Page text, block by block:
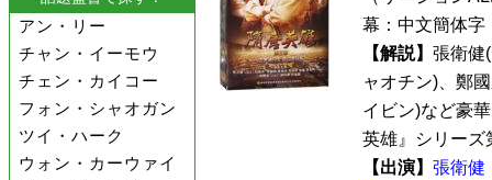
アン・リー
チャン・イーモウ
チェン・カイコー
フォン・シャオガン
ツイ・ハーク
ウォン・カーウァイ
幕：中文簡体字
【解説】 張衛健
ャオチン)、鄭
イビン)など豪
英雄』シリーズ
【出演】 張衛健